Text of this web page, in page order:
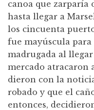
canoa que zarparía
hasta llegar a
los cincuenta
fue mayúscula para
madrugada al
mercado atracaron
dieron con la
robado y que el
entonces,